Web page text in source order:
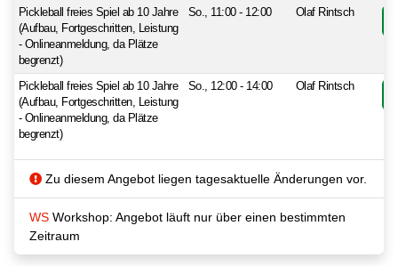
Pickleball freies Spiel ab 10 Jahre
(Aufbau, Fortgeschritten, Leistung
- Onlineanmeldung, da Plätze
begrenzt)
So., 11:00 - 12:00 Olaf Rintsch
Pickleball freies Spiel ab 10 Jahre
(Aufbau, Fortgeschritten, Leistung
- Onlineanmeldung, da Plätze
begrenzt)
So., 12:00 - 14:00 Olaf Rintsch
Zu diesem Angebot liegen tagesaktuelle Änderungen vor.
WS Workshop: Angebot läuft nur über einen bestimmten
Zeitraum